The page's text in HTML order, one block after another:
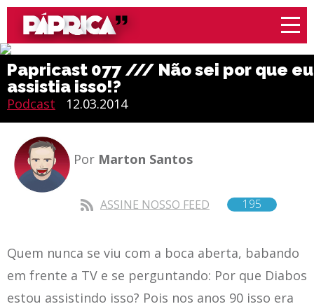
Papricast 077 /// Não sei por que eu
assistia isso!?
Podcast 12.03.2014
Por Marton Santos
ASSINE NOSSO FEED 195
Quem nunca se viu com a boca aberta, babando
em frente a TV e se perguntando: Por que Diabos
estou assistindo isso? Pois nos anos 90 isso era